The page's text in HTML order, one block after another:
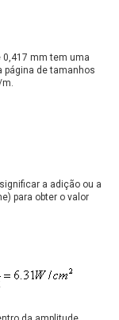
0,417 mm tem uma
de tamanhos
a adição ou a
para obter o valor